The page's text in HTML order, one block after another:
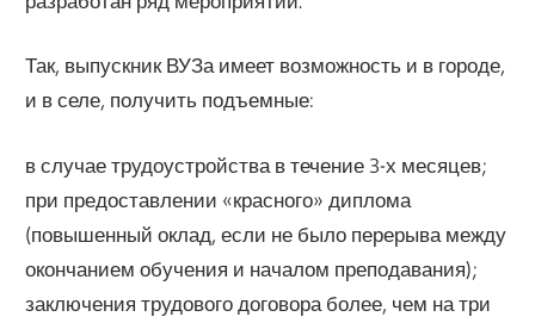
Так, выпускник ВУЗа имеет возможность и в городе,
и в селе, получить подъемные:
в случае трудоустройства в течение 3-х месяцев;
при предоставлении «красного» диплома
(повышенный оклад, если не было перерыва между
окончанием обучения и началом преподавания);
заключения трудового договора более, чем на три